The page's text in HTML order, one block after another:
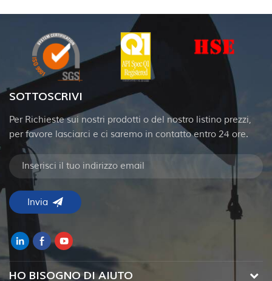
SOTTOSCRIVI
Per Richieste sui nostri prodotti o del nostro listino prezzi,
per favore lasciarci e ci saremo in contatto entro 24 ore.
HO BISOGNO DI AIUTO